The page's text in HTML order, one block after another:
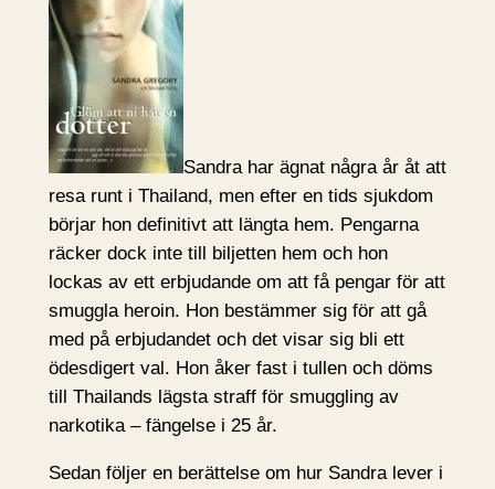
Sandra har ägnat några år åt att
resa runt i Thailand, men efter en tids sjukdom
börjar hon definitivt att längta hem. Pengarna
räcker dock inte till biljetten hem och hon
lockas av ett erbjudande om att få pengar för att
smuggla heroin. Hon bestämmer sig för att gå
med på erbjudandet och det visar sig bli ett
ödesdigert val. Hon åker fast i tullen och döms
till Thailands lägsta straff för smuggling av
narkotika – fängelse i 25 år.
Sedan följer en berättelse om hur Sandra lever i